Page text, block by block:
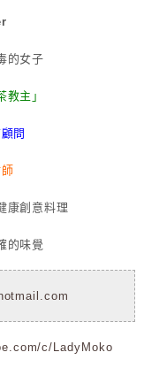
的女子
主」
問
康創意料理
的味覺
c/LadyMoko